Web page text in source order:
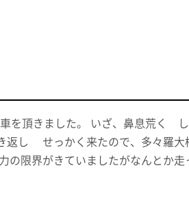
車を頂きました。 いざ、鼻息荒
返し せっかく来たので、多々羅大
限界がきていましたがなんとか走